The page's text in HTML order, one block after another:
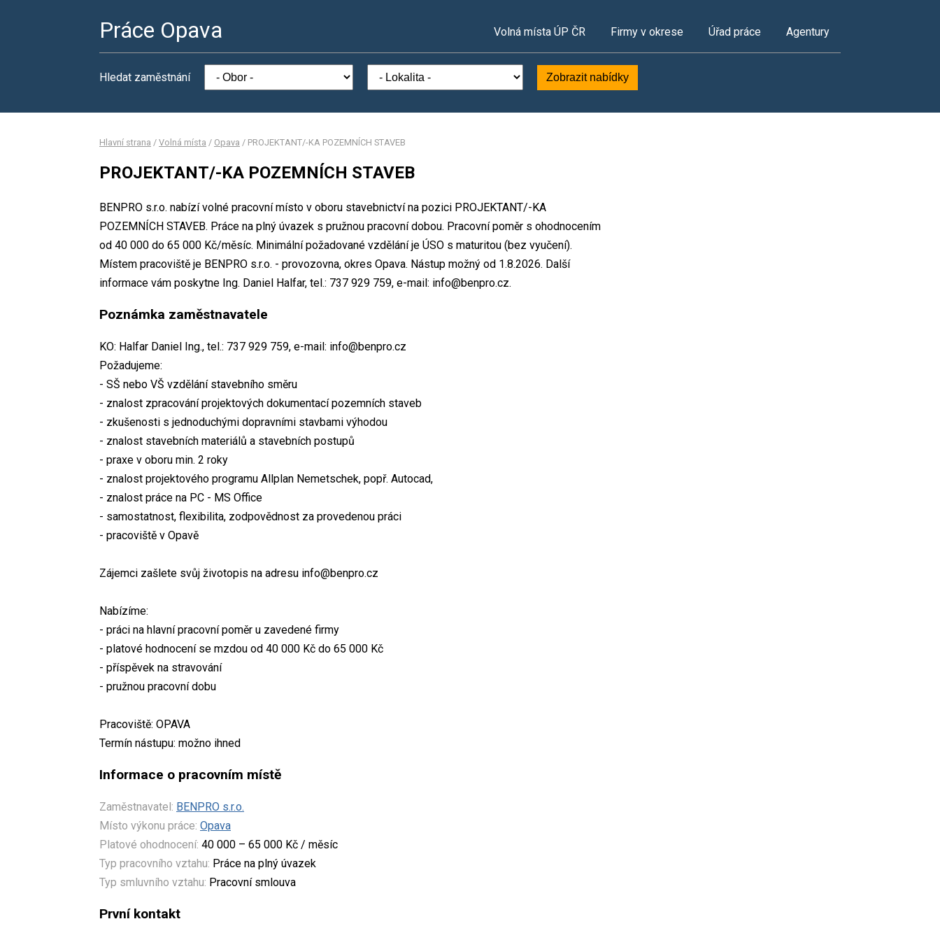
Práce Opava Volná místa ÚP ČR Firmy v okrese Úřad práce Agentury
Hledat zaměstnání Zobrazit nabídky
Hlavní strana / Volná místa / Opava / PROJEKTANT/-KA POZEMNÍCH STAVEB
PROJEKTANT/-KA POZEMNÍCH STAVEB
BENPRO s.r.o. nabízí volné pracovní místo v oboru stavebnictví na pozici PROJEKTANT/-KA
POZEMNÍCH STAVEB. Práce na plný úvazek s pružnou pracovní dobou. Pracovní poměr s ohodnocením
od 40 000 do 65 000 Kč/měsíc. Minimální požadované vzdělání je ÚSO s maturitou (bez vyučení).
Místem pracoviště je BENPRO s.r.o. - provozovna, okres Opava. Nástup možný od 1.8.2026. Další
informace vám poskytne Ing. Daniel Halfar, tel.: 737 929 759, e-mail: info@benpro.cz.
Poznámka zaměstnavatele
KO: Halfar Daniel Ing., tel.: 737 929 759, e-mail: info@benpro.cz
Požadujeme:
- SŠ nebo VŠ vzdělání stavebního směru
- znalost zpracování projektových dokumentací pozemních staveb
- zkušenosti s jednoduchými dopravními stavbami výhodou
- znalost stavebních materiálů a stavebních postupů
- praxe v oboru min. 2 roky
- znalost projektového programu Allplan Nemetschek, popř. Autocad,
- znalost práce na PC - MS Office
- samostatnost, flexibilita, zodpovědnost za provedenou práci
- pracoviště v Opavě
Zájemci zašlete svůj životopis na adresu info@benpro.cz
Nabízíme:
- práci na hlavní pracovní poměr u zavedené firmy
- platové hodnocení se mzdou od 40 000 Kč do 65 000 Kč
- příspěvek na stravování
- pružnou pracovní dobu
Pracoviště: OPAVA
Termín nástupu: možno ihned
Informace o pracovním místě
Zaměstnavatel: BENPRO s.r.o.
Místo výkonu práce: Opava
Platové ohodnocení: 40 000 – 65 000 Kč / měsíc
Typ pracovního vztahu: Práce na plný úvazek
Typ smluvního vztahu: Pracovní smlouva
První kontakt